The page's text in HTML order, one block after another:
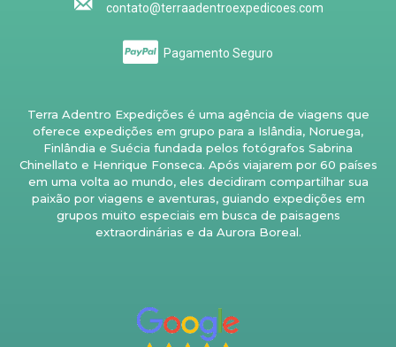
contato@terraadentroexpedicoes.com
Pagamento Seguro
Terra Adentro Expedições é uma agência de viagens que
oferece expedições em grupo para a Islândia, Noruega,
Finlândia e Suécia fundada pelos fotógrafos Sabrina
Chinellato e Henrique Fonseca. Após viajarem por 60 países
em uma volta ao mundo, eles decidiram compartilhar sua
paixão por viagens e aventuras, guiando expedições em
grupos muito especiais em busca de paisagens
extraordinárias e da Aurora Boreal.